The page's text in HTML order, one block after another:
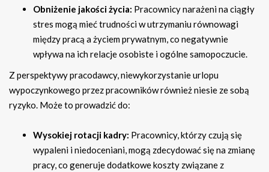
Obniżenie jakości życia: Pracownicy narażeni na ciągły
stres mogą mieć trudności w utrzymaniu równowagi
między pracą a życiem prywatnym, co negatywnie
wpływa na ich relacje osobiste i ogólne samopoczucie.
Z perspektywy pracodawcy, niewykorzystanie urlopu
wypoczynkowego przez pracowników również niesie ze sobą
ryzyko. Może to prowadzić do:
Wysokiej rotacji kadry: Pracownicy, którzy czują się
wypaleni i niedoceniani, mogą zdecydować się na zmianę
pracy, co generuje dodatkowe koszty związane z